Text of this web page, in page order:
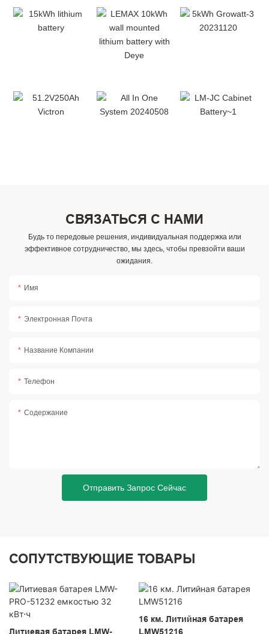
СВЯЗАТЬСЯ С НАМИ
Будь то передовые решения, индивидуальная поддержка или
эффективное сотрудничество, мы здесь, чтобы превзойти ваши
ожидания.
Имя
Электронная Почта
Название Компании
Телефон
Содержание
Отправить Запрос Сейчас
СОПУТСТВУЮЩИЕ ТОВАРЫ
Литиевая батарея LMW-
16 км. Литийная батарея
LMW51216